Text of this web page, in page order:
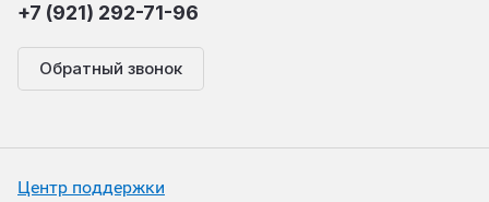
+7 (921) 292-71-96
Обратный звонок
Центр поддержки